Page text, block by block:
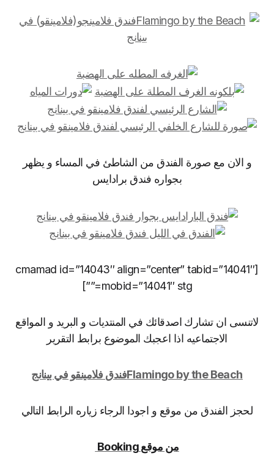
و الان مع صورة الفندق من الشاطئ في المساء و يظهر
بجواره فندق برادايس
[cmamad id=”14043″ align=”center” tabid=”14041″
mobid=”14041″ stg=””]
لاتنسى ان تشارك اصدقائك في المنتديات و البريد و المواقع
الاجتماعيه اذا اعجبك الموضوع برابط التقرير
Flamingo by the Beachفندق فلامينقو في بينانج
لحجز الفندق من موقع و اجودا الرجاء زياره الرابط التالي
من موقع Booking